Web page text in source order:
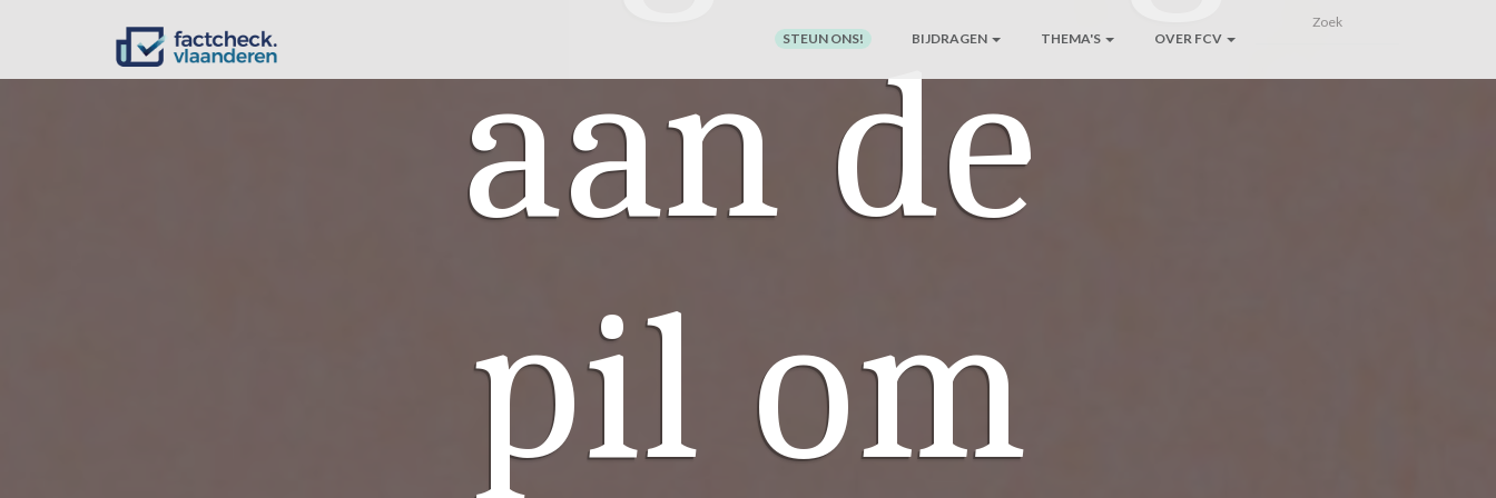
STEUN ONS! BIJDRAGEN THEMA'S OVER FCV
aan de
pil om